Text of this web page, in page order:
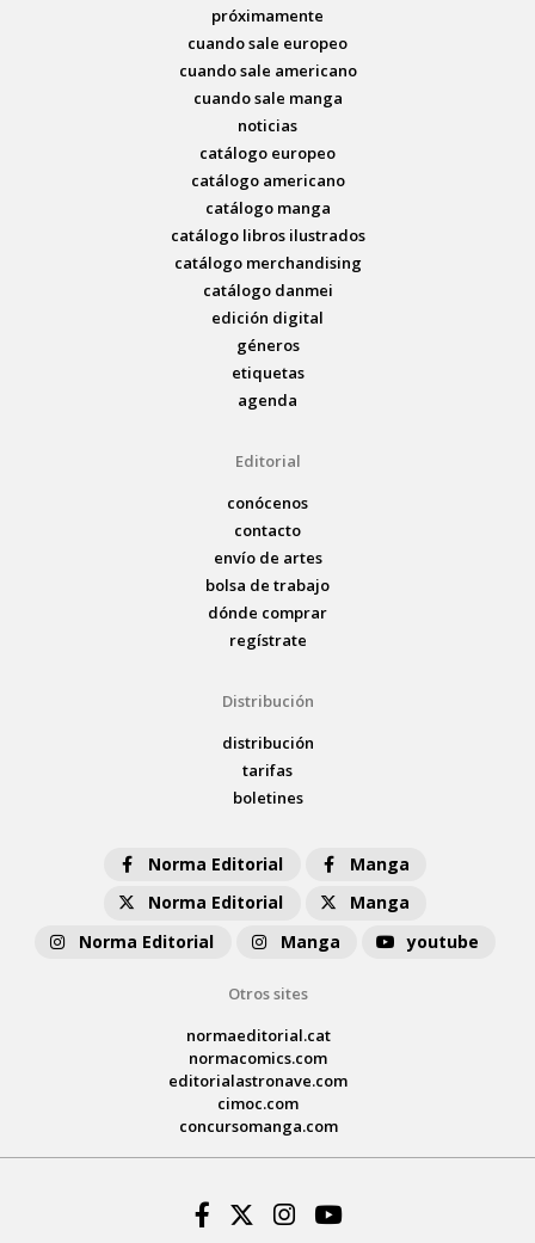
próximamente
cuando sale europeo
cuando sale americano
cuando sale manga
noticias
catálogo europeo
catálogo americano
catálogo manga
catálogo libros ilustrados
catálogo merchandising
catálogo danmei
edición digital
géneros
etiquetas
agenda
Editorial
conócenos
contacto
envío de artes
bolsa de trabajo
dónde comprar
regístrate
Distribución
distribución
tarifas
boletines
Norma Editorial
Manga
Norma Editorial
Manga
Norma Editorial
Manga youtube
Otros sites
normaeditorial.cat
normacomics.com
editorialastronave.com
cimoc.com
concursomanga.com
Facebook
Twitter
Instagram
Youtube